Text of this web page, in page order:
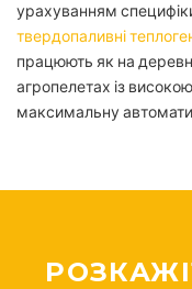
урахуванням
твердопаливні
працюють як на
агропелетах із
максимальну